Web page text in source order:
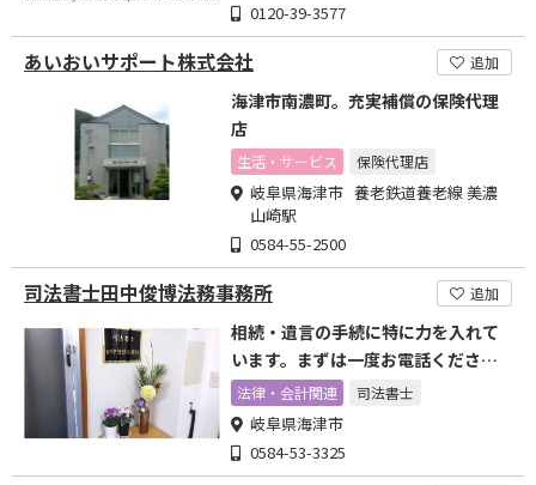
0120-39-3577
あいおいサポート株式会社 追加
海津市南濃町。充実補償の保険代理
店
生活・サービス 保険代理店
岐阜県海津市 養老鉄道養老線 美濃
山崎駅
0584-55-2500
司法書士田中俊博法務事務所 追加
相続・遺言の手続に特に力を入れて
います。まずは一度お電話くださ
い。
法律・会計関連 司法書士
岐阜県海津市
0584-53-3325